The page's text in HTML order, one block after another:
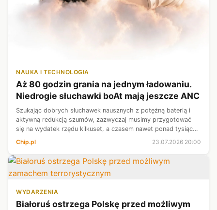
NAUKA I TECHNOLOGIA
Aż 80 godzin grania na jednym ładowaniu.
Niedrogie słuchawki boAt mają jeszcze ANC
Szukając dobrych słuchawek nausznych z potężną baterią i
aktywną redukcją szumów, zazwyczaj musimy przygotować
się na wydatek rzędu kilkuset, a czasem nawet ponad tysiąca
złotych. Rynek audio potrafi być pod tym względem dość
bezwzględny dla naszego ...
Chip.pl 23.07.2026 20:00
WYDARZENIA
Białoruś ostrzega Polskę przed możliwym